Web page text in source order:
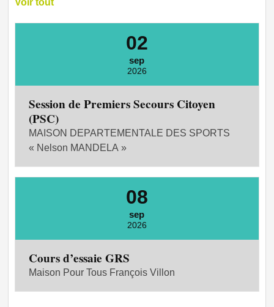
Voir tout
02
sep
2026
Session de Premiers Secours Citoyen
(PSC)
MAISON DEPARTEMENTALE DES SPORTS
« Nelson MANDELA »
08
sep
2026
Cours d’essaie GRS
Maison Pour Tous François Villon